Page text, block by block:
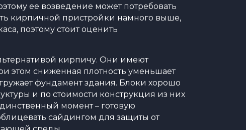
ее возведение может потребовать
кирпичной пристройки намного выше,
поэтому стоит оценить
кирпичу. Они имеют
этом сниженная плотность уменьшает
фундамент здания. Блоки хорошо
и по стоимости конструкция из них
момент – готовую
сайдингом для защиты от